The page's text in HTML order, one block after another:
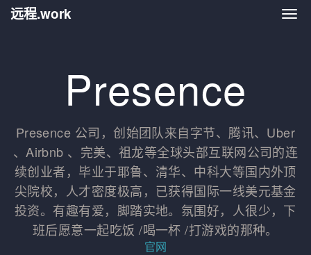
远
远程.work
Presence
Presence 公司，创始团队来自字节、腾讯、Uber
、Airbnb 、完美、祖龙等全球头部互联网公司的连
续创业者，毕业于耶鲁、清华、中科大等国内外顶
尖院校，人才密度极高，已获得国际一线美元基金
投资。有趣有爱，脚踏实地。氛围好，人很少，下
班后愿意一起吃饭 /喝一杯 /打游戏的那种。
官网